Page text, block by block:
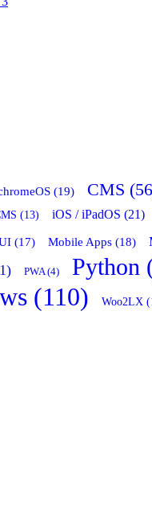
(19) CMS
(13) iOS / iPadOS (21)
(17) Mobile Apps (18)
PWA (4) Python
(110) Woo2LX